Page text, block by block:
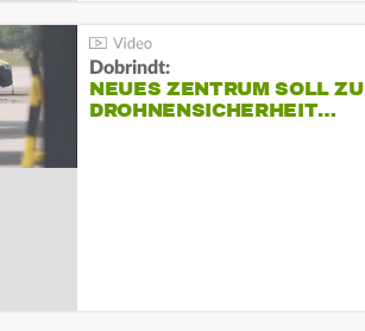
Dobrindt:
NEUES ZENTRUM SOLL ZU
DROHNENSICHERHEIT…